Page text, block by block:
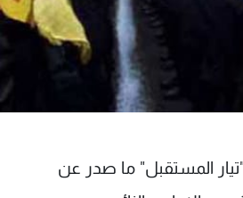
المستقبل" ما صدر عن
شروط الإسـتخدام
سياسة الخصوصية